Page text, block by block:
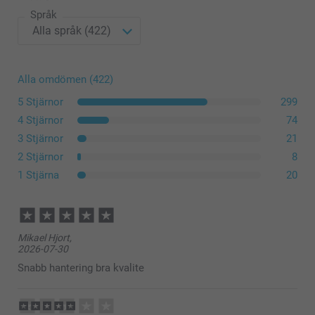
Ramar
Språk
Alla omdömen (422)
5 Stjärnor
299
4 Stjärnor
74
3 Stjärnor
21
2 Stjärnor
8
1 Stjärna
20
Mikael Hjort,
2026-07-30
Snabb hantering bra kvalite